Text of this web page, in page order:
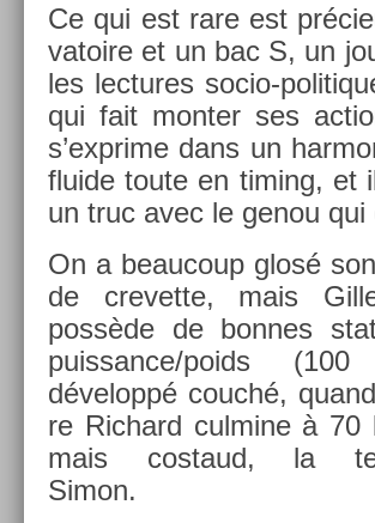
Ce qui est rare est
vatoire et un bac S, un
les lec­tures socio-
qui fait mont­er ses
s’exprime dans un
fluide toute en tim­ing, et
un truc avec le genou
On a be­aucoup glosé
de crevet­te, mais
possède de bon­nes
puis­sance/­poids
développé couché,
re Ric­hard cul­mine à
mais co­staud, la
Simon.